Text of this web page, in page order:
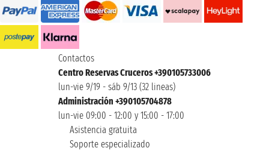
Contactos
Centro Reservas Cruceros +390105733006
lun-vie 9/19 - sáb 9/13 (32 lineas)
Administración +390105704878
lun-vie 09:00 - 12:00 y 15:00 - 17:00
Asistencia gratuita
Soporte especializado